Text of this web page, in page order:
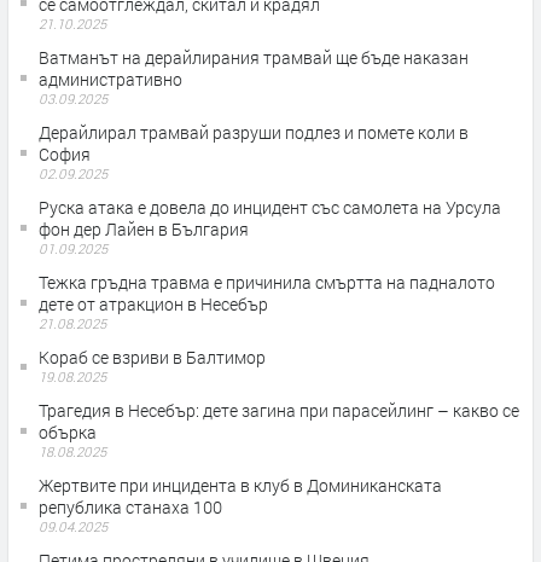
21.10.2025
Ватманът на дерайлирания трамвай ще бъде наказан
административно
03.09.2025
Дерайлирал трамвай разруши подлез и помете коли в
София
02.09.2025
Руска атака е довела до инцидент със самолета на Урсула
фон дер Лайен в България
01.09.2025
Тежка гръдна травма е причинила смъртта на падналото
дете от атракцион в Несебър
21.08.2025
Кораб се взриви в Балтимор
19.08.2025
Трагедия в Несебър: дете загина при парасейлинг – какво се
обърка
18.08.2025
Жертвите при инцидента в клуб в Доминиканската
република станаха 100
09.04.2025